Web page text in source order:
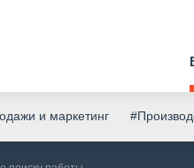
и маркетинг